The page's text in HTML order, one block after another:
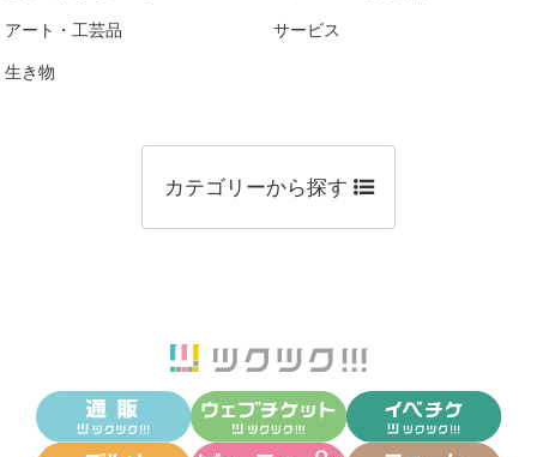
アート・工芸品 サービス
生き物
カテゴリーから探す